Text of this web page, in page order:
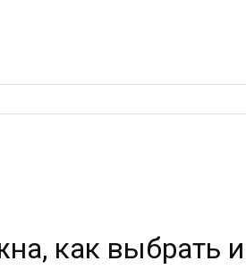
как выбрать и